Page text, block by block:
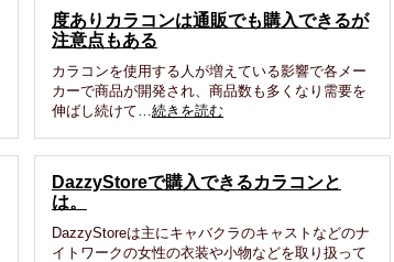
度ありカラコンは通販でも購入できるが
注意点もある
カラコンを使用する人が増えている影響で各メー
カーで商品が開発され、商品数も多くなり需要を
伸ばし続けて…続きを読む
DazzyStoreで購入できるカラコンと
は。
DazzyStoreは主にキャバクラのキャストなどのナ
イトワークの女性の衣装や小物などを取り扱って